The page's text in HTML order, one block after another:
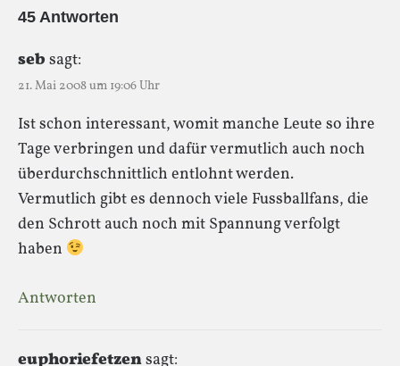
45 Antworten
seb sagt:
21. Mai 2008 um 19:06 Uhr
Ist schon interessant, womit manche Leute so ihre
Tage verbringen und dafür vermutlich auch noch
überdurchschnittlich entlohnt werden.
Vermutlich gibt es dennoch viele Fussballfans, die
den Schrott auch noch mit Spannung verfolgt
haben
Antworten
euphoriefetzensagt: